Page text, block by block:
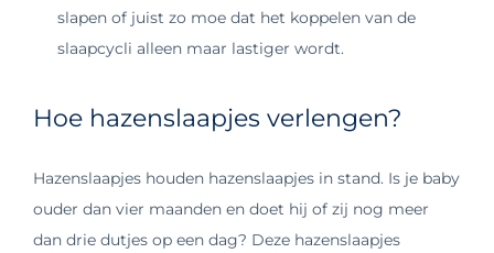
slapen of juist zo moe dat het koppelen van de
slaapcycli alleen maar lastiger wordt.
Hoe hazenslaapjes verlengen?
Hazenslaapjes houden hazenslaapjes in stand. Is je baby
ouder dan vier maanden en doet hij of zij nog meer
dan drie dutjes op een dag? Deze hazenslaapjes